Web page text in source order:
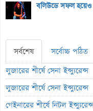
বলিউডে সফল
সর্বশেষ
সর্বোচ্চ পঠিত
লুজারের শীর্ষে সেনা ইন্স্যুরেন্স
লুজারের শীর্ষে সেনা ইন্স্যুরেন্স
গেইনারের শীর্ষে নিটল